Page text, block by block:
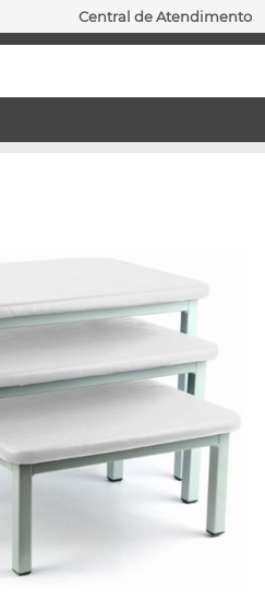
Central de Atendimento